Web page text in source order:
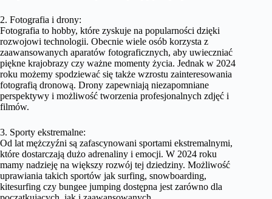
2. Fotografia i drony:
Fotografia to hobby, które zyskuje na popularności dzięki
rozwojowi technologii. Obecnie wiele osób korzysta z
zaawansowanych aparatów fotograficznych, aby uwieczniać
piękne krajobrazy czy ważne momenty życia. Jednak w 2024
roku możemy spodziewać się także wzrostu zainteresowania
fotografią dronową. Drony zapewniają niezapomniane
perspektywy i możliwość tworzenia profesjonalnych zdjęć i
filmów.
3. Sporty ekstremalne:
Od lat mężczyźni są zafascynowani sportami ekstremalnymi,
które dostarczają dużo adrenaliny i emocji. W 2024 roku
mamy nadzieję na większy rozwój tej dziedziny. Możliwość
uprawiania takich sportów jak surfing, snowboarding,
kitesurfing czy bungee jumping dostępna jest zarówno dla